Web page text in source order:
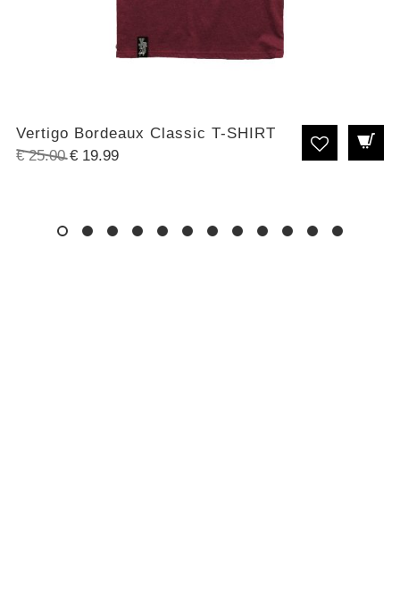
Vertigo Bordeaux Classic T-SHIRT
€25.00 Original
€19.99Η
€ 19.99.